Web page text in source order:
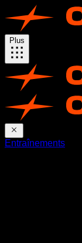
Plus
Entraînements